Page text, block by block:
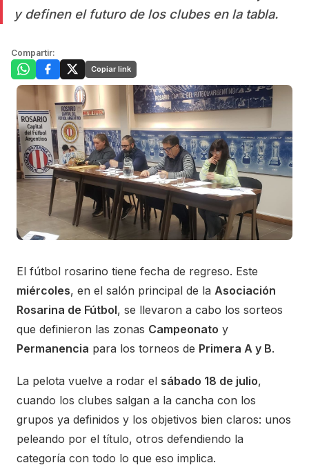
y definen el futuro de los clubes en la tabla.
Compartir:
Copiar link
El fútbol rosarino tiene fecha de regreso. Este
miércoles, en el salón principal de la Asociación
Rosarina de Fútbol, se llevaron a cabo los sorteos
que definieron las zonas Campeonato y
Permanencia para los torneos de Primera A y B.
La pelota vuelve a rodar el sábado 18 de julio,
cuando los clubes salgan a la cancha con los
grupos ya definidos y los objetivos bien claros: unos
peleando por el título, otros defendiendo la
categoría con todo lo que eso implica.